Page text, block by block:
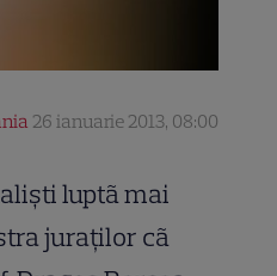
26 ianuarie 2013, 08:00
luptã mai
juraţilor cã